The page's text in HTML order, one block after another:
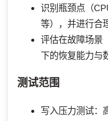
识别瓶颈点（
等），并进行合
评估在故障场景
下的恢复能力与
测试范围
写入压力测试：